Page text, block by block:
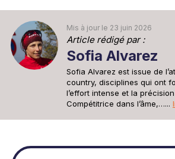
Mis à jour le 23 juin 2026
Article rédigé par :
Sofia Alvarez
Sofia Alvarez est issue de
country, disciplines qui ont
l’effort intense et la
Compétitrice dans l’âme,…...